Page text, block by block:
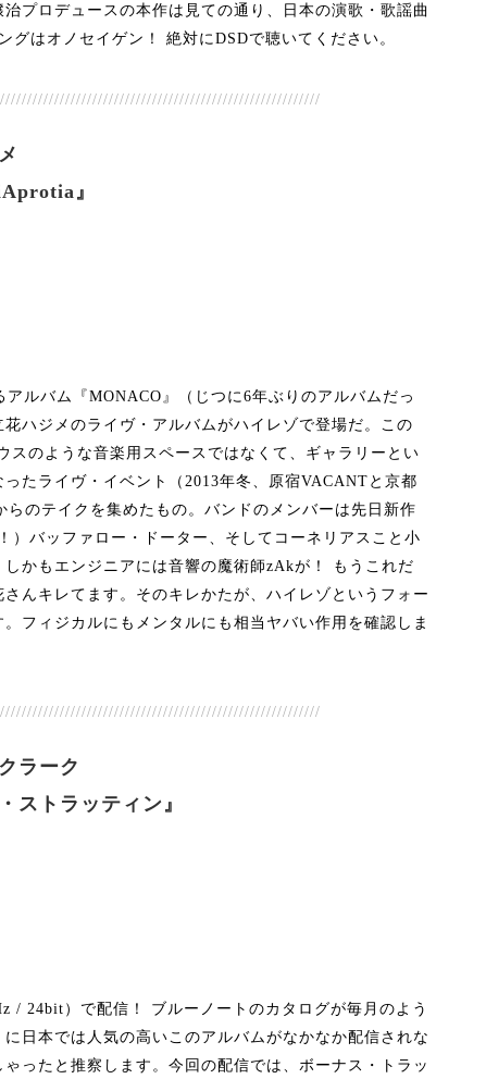
プロデュースの本作は見ての通り、日本の演歌・歌謡曲
グはオノセイゲン！ 絶対にDSDで聴いてください。
』
ルバム『MONACO』（じつに6年ぶりのアルバムだっ
ハジメのライヴ・アルバムがハイレゾで登場だ。この
スのような音楽用スペースではなくて、ギャラリーとい
たライヴ・イベント（2013年冬、原宿VACANTと京都
のテイクを集めたもの。バンドのメンバーは先日新作
）バッファロー・ドーター、そしてコーネリアスこと小
かもエンジニアには音響の魔術師zAkが！ もうこれだ
んキレてます。そのキレかたが、ハイレゾというフォー
フィジカルにもメンタルにも相当ヤバい作用を確認しま
ラーク
ストラッティン』
/ 24bit）で配信！ ブルーノートのカタログが毎月のよう
日本では人気の高いこのアルバムがなかなか配信されな
ったと推察します。今回の配信では、ボーナス・トラッ